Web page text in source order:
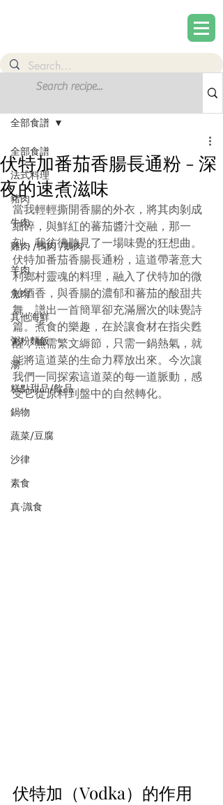
註冊
全部食譜
法式料理
豬肉
牛肉
雞肉 /鴨肉 /鵝肉
羊肉
魚肉
其他海鮮
粥粉麵飯
湯
糕點甜品/飲品
鍋物
蔬菜/豆腐
沙律
素食
真·識食
全部食譜
伏特加番茄香腸長通粉 - 深
夜的速煮滋味
當我輕輕撕開香腸的外衣，將其肉剝成
細碎，與鮮紅的蕃茄醬汁交融，那一
刻，我彷彿聽見了一場味覺的狂想曲。
伏特加番茄香腸長通粉，這道帶著意大
利鄉村靈魂的料理，融入了伏特加的微
妙酒香，與香腸的濃郁和蕃茄的酸甜共
舞，譜出一首簡單卻充滿層次的味覺詩
篇。煮食的樂趣，在於讓食材在指尖甦
醒，無需繁文縟節，只需一鍋熱氣，就
能將這道菜的生命力釋放出來。今次讓
我們一同探索這道菜的每一道脈動，感
受它從原料到盤中的自然轉化。
伏特加（Vodka）的作用